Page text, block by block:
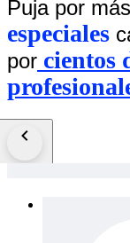
Puja por
especiales
por cientos